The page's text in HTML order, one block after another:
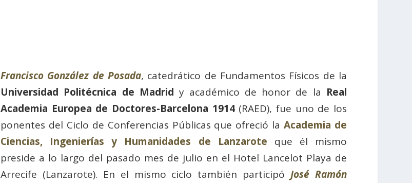
Francisco González de Posada, catedrático de Fundamentos Físicos de la
Universidad Politécnica de Madrid y académico de honor de la Real
Academia Europea de Doctores-Barcelona 1914(RAED), fue uno de los
ponentes del Ciclo de Conferencias Públicas que ofreció la Academia de
Ciencias, Ingenierías y Humanidades de Lanzarote que él mismo
preside a lo largo del pasado mes de julio en el Hotel Lancelot Playa de
Arrecife (Lanzarote). En el mismo ciclo también participó José Ramón